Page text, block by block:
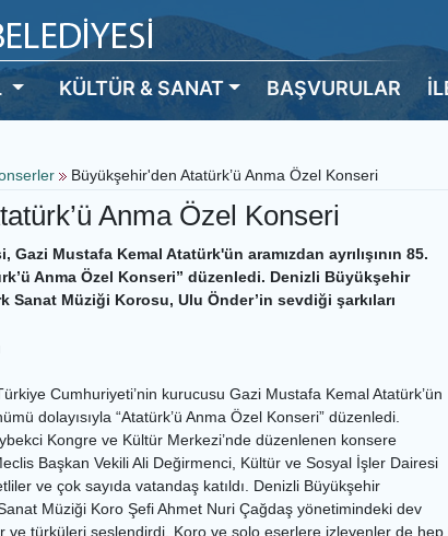
KÜLTÜR & SANAT BAŞVURULAR
Büyükşehir'den Atatürk’ü Anma Özel Konseri
Anma Özel Konseri
Mustafa Kemal Atatürk'ün aramızdan ayrılışının 85.
Anma Özel Konseri” düzenledi. Denizli Büyükşehir
Sanat Müziği Korosu, Ulu Önder’in sevdiği şarkıları
Cumhuriyeti’nin kurucusu Gazi Mustafa Kemal Atatürk’ün
dolayısıyla “Atatürk’ü Anma Özel Konseri” düzenledi.
Kongre ve Kültür Merkezi’nde düzenlenen konsere
Başkan Vekili Ali Değirmenci, Kültür ve Sosyal İşler Dairesi
ve çok sayıda vatandaş katıldı. Denizli Büyükşehir
Müziği Koro Şefi Ahmet Nuri Çağdaş yönetimindeki dev
ve türküleri seslendirdi. Koro ve solo eserlere izleyenler de